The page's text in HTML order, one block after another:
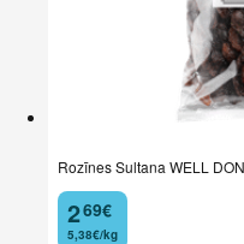
Rozīnes Sultana WELL
2
. 69€
5,38€/kg